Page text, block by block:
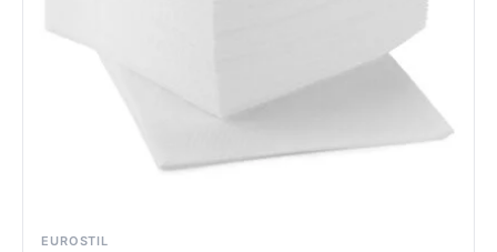
EUROSTIL